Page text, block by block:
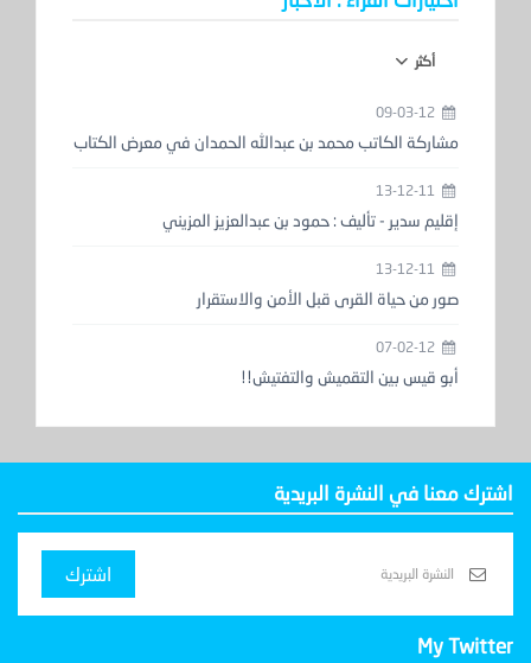
أكثر
مشاركة الكاتب محمد بن عبدالله الحمدان في معرض الكتاب
إقليم سدير - تأليف : حمود بن عبدالعزيز المزيني
صور من حياة القرى قبل الأمن والاستقرار
أبو قيس بين التقميش والتفتيش!!
اشترك معنا في النشرة البريدية
اشترك
My Twitter